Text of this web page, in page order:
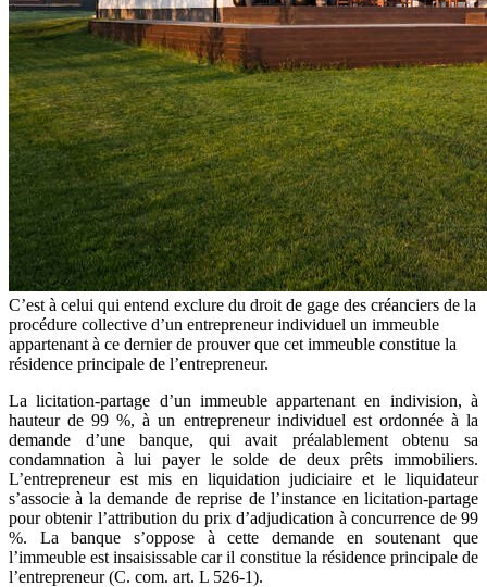
C’est à celui qui entend exclure du droit de gage des créanciers de la
procédure collective d’un entrepreneur individuel un immeuble
appartenant à ce dernier de prouver que cet immeuble constitue la
résidence principale de l’entrepreneur.
La licitation-partage d’un immeuble appartenant en indivision, à
hauteur de 99 %, à un entrepreneur individuel est ordonnée à la
demande d’une banque, qui avait préalablement obtenu sa
condamnation à lui payer le solde de deux prêts immobiliers.
L’entrepreneur est mis en liquidation judiciaire et le liquidateur
s’associe à la demande de reprise de l’instance en licitation-partage
pour obtenir l’attribution du prix d’adjudication à concurrence de 99
%. La banque s’oppose à cette demande en soutenant que
l’immeuble est insaisissable car il constitue la résidence principale de
l’entrepreneur (C. com. art. L 526-1).